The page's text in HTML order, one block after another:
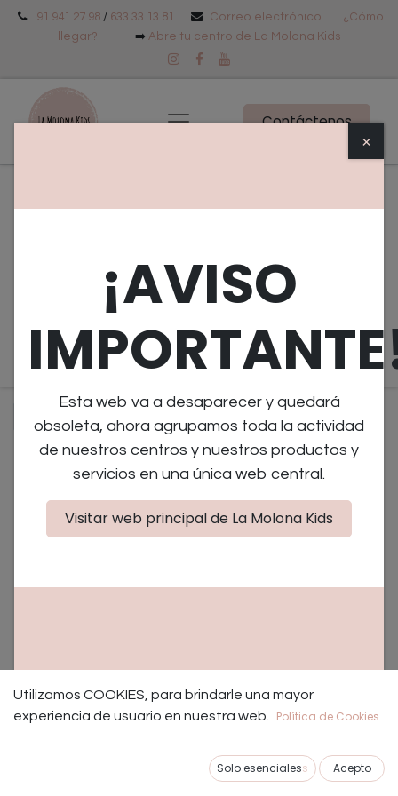
91 941 27 98 / 633 33 13 81 Correo electrónico
¿Cómo
llegar?
➡️ Abre tu centro de La Molona Kids
Contáctenos
Edad
Próximos Eventos
Sensorial
No se encontraron eventos.
Los mejores talleres educativos para bebes, niños y
En La Molona creamos talleres únicos pensados en el
×
¡AVISO
Esta web va a desaparecer y quedará
obsoleta, ahora agrupamos toda la actividad
de nuestros centros y nuestros productos y
servicios en una única web central.
Visitar web principal de La Molona Kids
Utilizamos COOKIES, para brindarle una mayor
experiencia de usuario en nuestra web.
Política de Cookies
Solo esencialess Acepto